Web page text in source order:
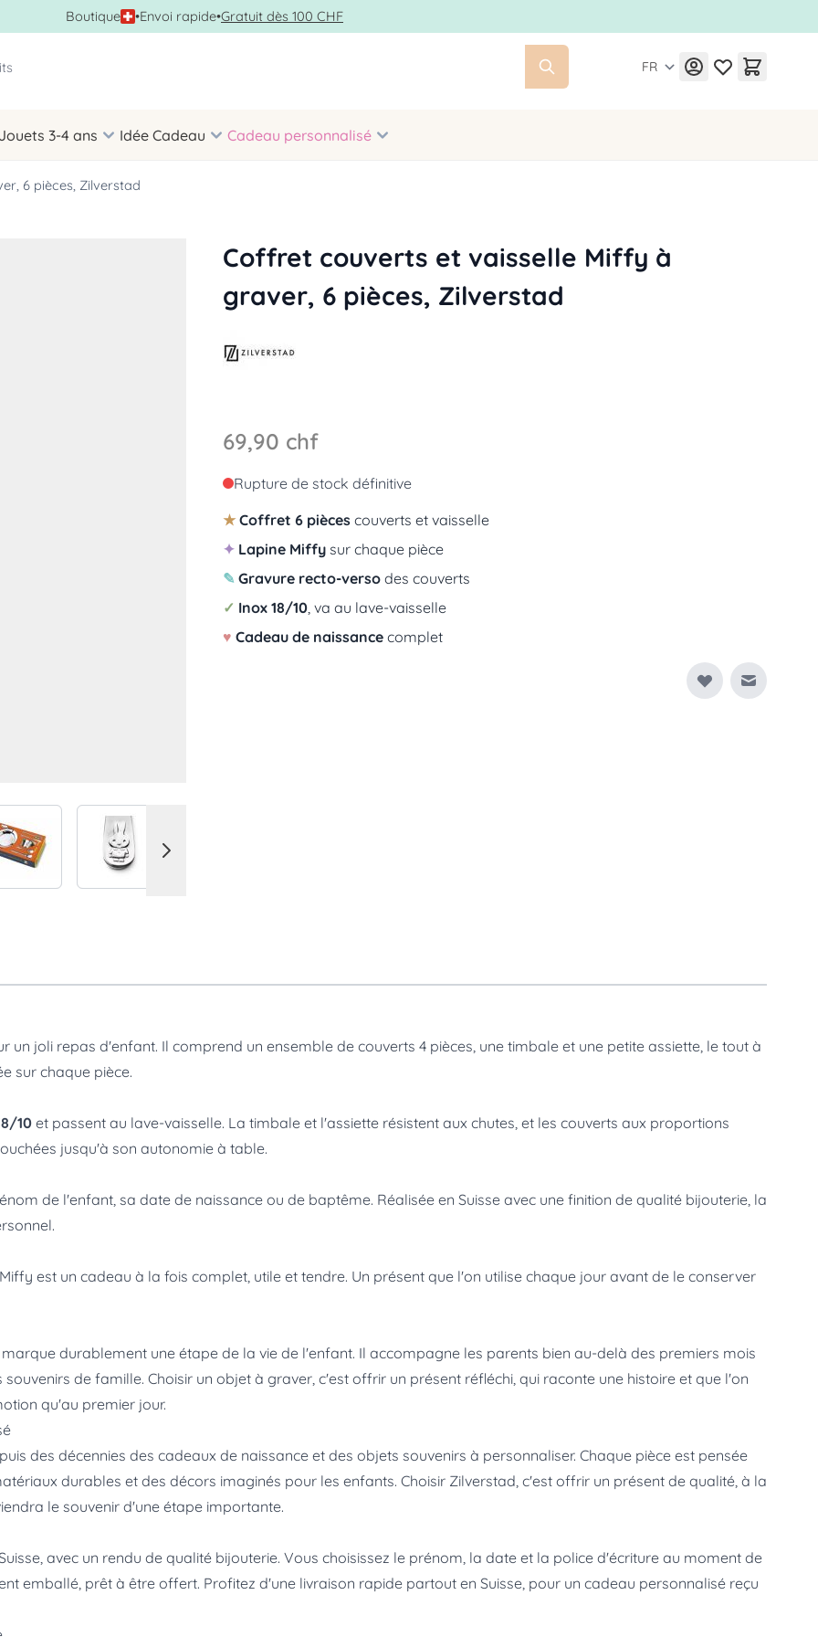
Boutique •Envoi rapide•Gratuit dès 100 CHF
FR
Jouets 3-4 ans Idée Cadeau Cadeau personnalisé
6 pièces, Zilverstad
Coffret couverts et vaisselle Miffy à
graver, 6 pièces, Zilverstad
View larger imageView larger image
69,90 chf
Rupture de stock définitive
★ Coffret 6 pièces couverts et vaisselle
✦ Lapine Miffy sur chaque pièce
✎ Gravure recto-verso des couverts
✓ Inox 18/10, va au lave-vaisselle
♥ Cadeau de naissance complet
Envoyer
un joli repas d'enfant. Il comprend un ensemble de couverts 4 pièces, une timbale et une petite assiette, le tout à
sur chaque pièce.
10 et passent au lave-vaisselle. La timbale et l'assiette résistent aux chutes, et les couverts aux proportions
jusqu'à son autonomie à table.
de l'enfant, sa date de naissance ou de baptême. Réalisée en Suisse avec une finition de qualité bijouterie, la
est un cadeau à la fois complet, utile et tendre. Un présent que l'on utilise chaque jour avant de le conserver
durablement une étape de la vie de l'enfant. Il accompagne les parents bien au-delà des premiers mois
de famille. Choisir un objet à graver, c'est offrir un présent réfléchi, qui raconte une histoire et que l'on
qu'au premier jour.
des décennies des cadeaux de naissance et des objets souvenirs à personnaliser. Chaque pièce est pensée
durables et des décors imaginés pour les enfants. Choisir Zilverstad, c'est offrir un présent de qualité, à la
le souvenir d'une étape importante.
avec un rendu de qualité bijouterie. Vous choisissez le prénom, la date et la police d'écriture au moment de
emballé, prêt à être offert. Profitez d'une livraison rapide partout en Suisse, pour un cadeau personnalisé reçu